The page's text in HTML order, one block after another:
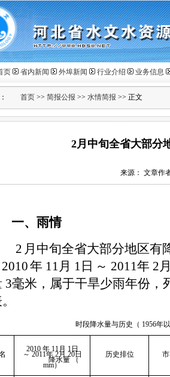
页 省内新闻 外埠新闻 行业介绍 业务信息
首页 >> 简报公报 >> 水情简报 >> 正文
2月中旬全省大部分
来源： 文章作
一、雨情
2 月中旬全省大部分地区有
年 11月 1 日 ～ 2011年 2
3毫米，属于干旱少雨年份，
时段降水量与历史（ 1956年
2010 年 11月 1日
～ 2011年 2月20日
降水量 （
mm）
历史排位